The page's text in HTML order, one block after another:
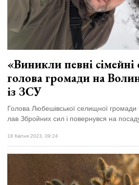
«Виникли певні сімейні
голова громади на
із ЗСУ
Голова Любешівської селищної громади
лав Збройних сил і повернувся на
18 Квітня 2023, 09:24